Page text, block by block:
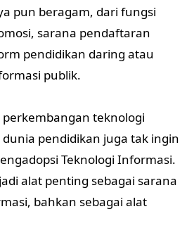
pun beragam, dari fungsi
sarana pendaftaran
pendidikan daring atau
publik.
teknologi
pendidikan juga tak ingin
Teknologi Informasi.
alat penting sebagai sarana
bahkan sebagai alat